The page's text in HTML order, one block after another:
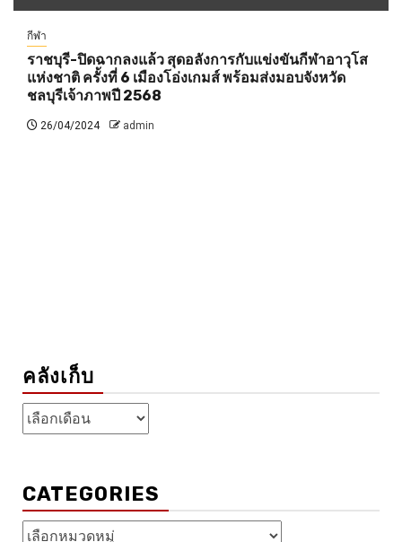
กีฬา
ราชบุรี-ปิดฉากลงแล้ว สุดอลังการกับแข่งขันกีฬาอาวุโส
แห่งชาติ ครั้งที่ 6 เมืองโอ่งเกมส์ พร้อมส่งมอบจังหวัด
ชลบุรีเจ้าภาพปี 2568
26/04/2024 admin
คลังเก็บ
คลัง
เก็บ
CATEGORIES
Categories